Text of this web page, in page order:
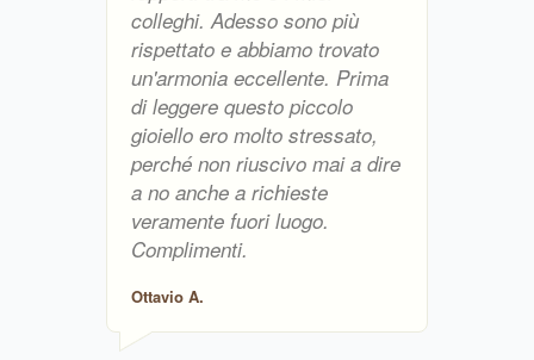
colleghi. Adesso sono più
rispettato e abbiamo trovato
un'armonia eccellente. Prima
di leggere questo piccolo
gioiello ero molto stressato,
perché non riuscivo mai a dire
a no anche a richieste
veramente fuori luogo.
Complimenti.
Ottavio A.